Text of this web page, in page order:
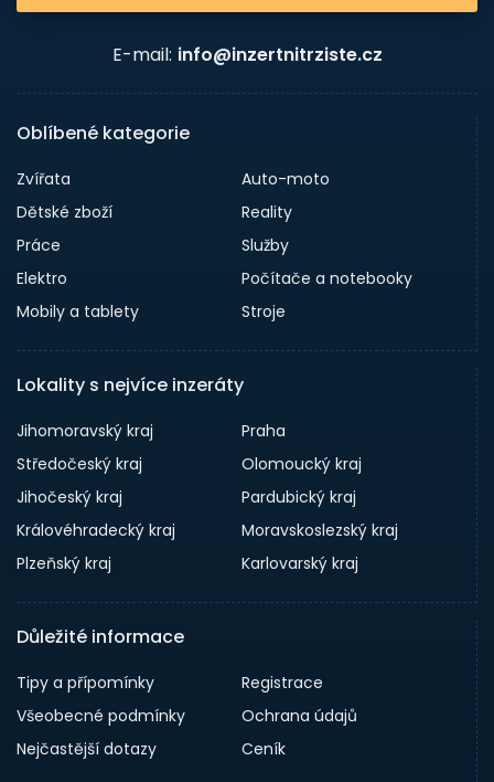
E-mail: info@inzertnitrziste.cz
Oblíbené kategorie
Zvířata
Auto-moto
Dětské zboží
Reality
Práce
Služby
Elektro
Počítače a notebooky
Mobily a tablety
Stroje
Lokality s nejvíce inzeráty
Jihomoravský kraj
Praha
Středočeský kraj
Olomoucký kraj
Jihočeský kraj
Pardubický kraj
Královéhradecký kraj
Moravskoslezský kraj
Plzeňský kraj
Karlovarský kraj
Důležité informace
Tipy a přípomínky
Registrace
Všeobecné podmínky
Ochrana údajů
Nejčastější dotazy
Ceník